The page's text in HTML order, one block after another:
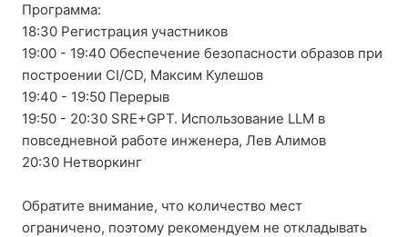
Программа:
18:30 Регистрация участников
19:00 - 19:40 Обеспечение безопасности образов при
построении CI/CD, Максим Кулешов
19:40 - 19:50 Перерыв
19:50 - 20:30 SRE+GPT. Использование LLM в
повседневной работе инженера, Лев Алимов
20:30 Нетворкинг
Обратите внимание, что количество мест
ограничено, поэтому рекомендуем не откладывать